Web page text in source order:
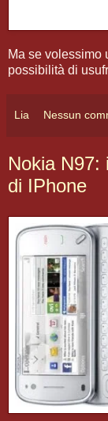
Ma se volessimo
possibilità di
Lia Nessun
Nokia N97:
di IPhone